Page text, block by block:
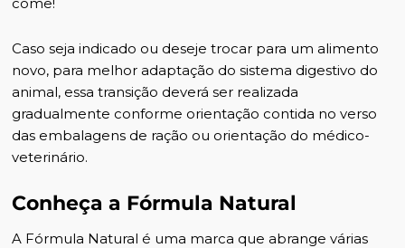
Caso seja indicado ou deseje trocar para um alimento
novo, para melhor adaptação do sistema digestivo do
animal, essa transição deverá ser realizada
gradualmente conforme orientação contida no verso
das embalagens de ração ou orientação do médico-
veterinário.
Conheça a Fórmula Natural
A Fórmula Natural é uma marca que abrange várias